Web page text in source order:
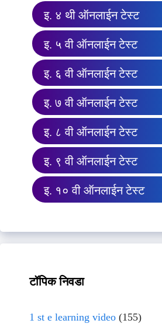
इ. ४ थी ऑनलाईन टेस्ट
इ. ५ वी ऑनलाईन टेस्ट
इ. ६ वी ऑनलाईन टेस्ट
इ. ७ वी ऑनलाईन टेस्ट
इ. ८ वी ऑनलाईन टेस्ट
इ. ९ वी ऑनलाईन टेस्ट
इ. १० वी ऑनलाईन टेस्ट
टॉपिक निवडा
1 st e learning video (155)